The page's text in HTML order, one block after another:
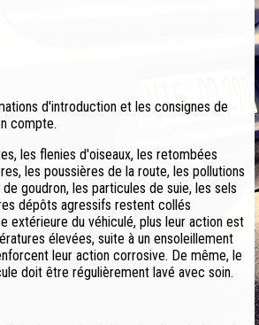
d'introduction et les consignes de
compte.
les flenies d'oiseaux, les retombées
les poussières de la route, les pollutions
goudron, les particules de suie, les sels
dépôts agressifs restent collés
extérieure du véhiculé, plus leur action est
élevées, suite à un ensoleillement
leur action corrosive. De même, le
doit être régulièrement lavé avec soin.